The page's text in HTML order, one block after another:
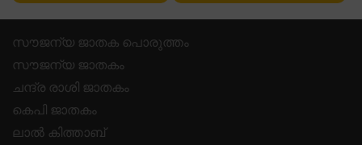
സൗജന്യ ജാതക പൊരുത്തം
സൗജന്യ ജാതകം
ചന്ദ്ര രാശി ജാതകം
കെപി ജാതകം
ലാൽ കിത്താബ്